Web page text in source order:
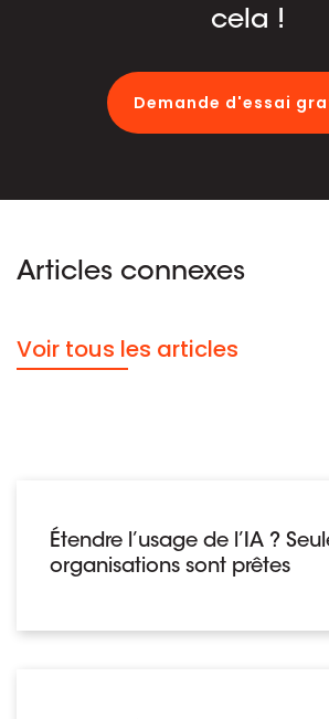
cela !
Demande d'essai
Articles connexes
Voir tous les articles
Étendre l’usage de l’IA ?
organisations sont prêtes